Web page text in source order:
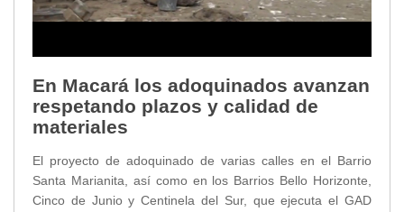
En Macará los adoquinados avanzan
respetando plazos y calidad de
materiales
El proyecto de adoquinado de varias calles en el Barrio
Santa Marianita, así como en los Barrios Bello Horizonte,
Cinco de Junio y Centinela del Sur, que ejecuta el GAD